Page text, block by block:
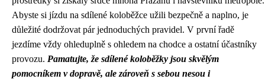
Abyste si jízdu na sdílené koloběžce užili bezpečně a naplno, je
důležité dodržovat pár jednoduchých pravidel. V první řadě
jezdíme vždy ohleduplně s ohledem na chodce a ostatní účastníky
provozu. Pamatujte, že sdílené koloběžky jsou skvělým
pomocníkem v dopravě, ale zároveň s sebou nesou i